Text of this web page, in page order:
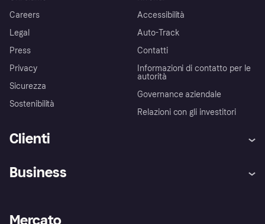
Careers
Legal
Press
Privacy
Sicurezza
Sostenibilità
Accessibilità
Auto-Track
Contatti
Informazioni di contatto per le
autorità
Governance aziendale
Relazioni con gli investitori
Clienti
Assistenza
Esplora i negozi
Business
Accesso aziende
Mercato